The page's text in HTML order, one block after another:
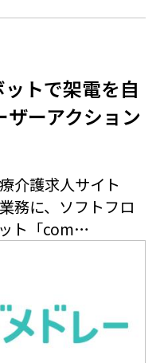
トで架電を自
ーアクション
介護求人サイト
務に、ソフトフロ
ト「com…